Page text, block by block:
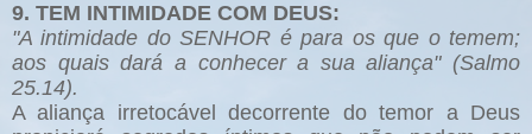
9. TEM INTIMIDADE COM DEUS:
"A intimidade do SENHOR é para os que o temem;
aos quais dará a conhecer a sua aliança" (Salmo
25.14).
A aliança irretocável decorrente do temor a Deus